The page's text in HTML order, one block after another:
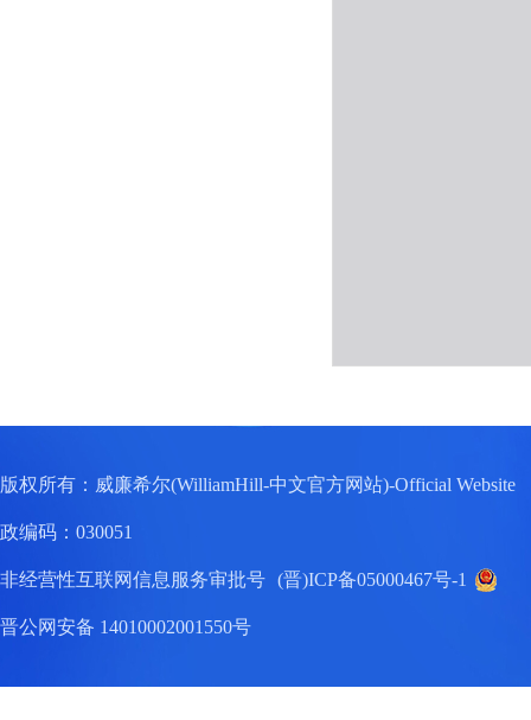
版权所有：威廉希尔(WilliamHill-中文官方网站)-Official
政编码：030051
非经营性互联网信息服务审批号 (晋)ICP备05000467号-1
晋公网安备 14010002001550号